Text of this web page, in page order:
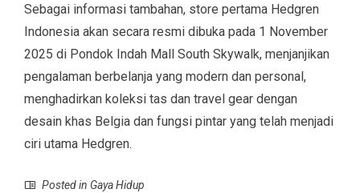
Sebagai informasi tambahan, store pertama Hedgren
Indonesia akan secara resmi dibuka pada 1 November
2025 di Pondok Indah Mall South Skywalk, menjanjikan
pengalaman berbelanja yang modern dan personal,
menghadirkan koleksi tas dan travel gear dengan
desain khas Belgia dan fungsi pintar yang telah menjadi
ciri utama Hedgren.
Posted in Gaya Hidup